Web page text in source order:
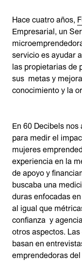
Hace cuatro años,
Empresarial, un
servicio es ayudar
las propietarias de
sus metas y
conocimiento y la
En 60 Decibels
para medir el
mujeres
experiencia en la
de apoyo y
buscaba una
duras enfocadas
al igual que
confianza y
otros aspectos.
basan en
emprendedoras